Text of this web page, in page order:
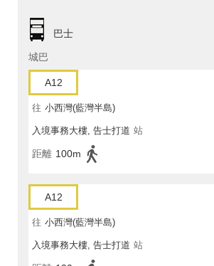
巴士
城巴
A12
往 小西灣(藍灣半島)
入境事務大樓, 告士打道 站
距離 100m
A12
往 小西灣(藍灣半島)
入境事務大樓, 告士打道 站